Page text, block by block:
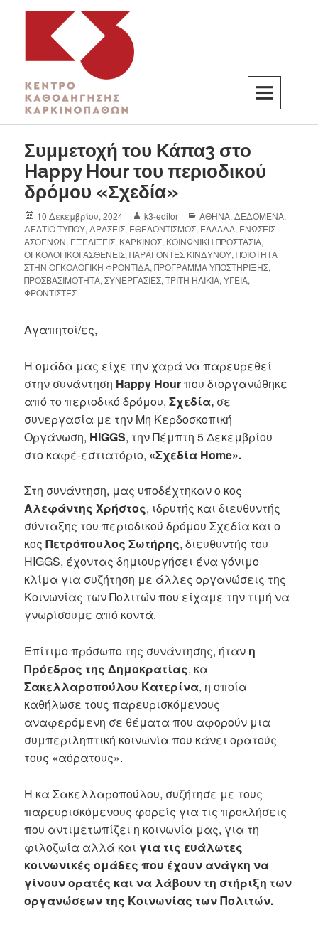
K3
ΚΕΝΤΡΟ ΚΑΘΟΔΗΓΗΣΗΣ ΚΑΡΚΙΝΟΠΑΘΩΝ
Συμμετοχή του Κάπα3 στο
Happy Hour του περιοδικού
δρόμου «Σχεδία»
10 Δεκεμβρίου, 2024 k3-editor ΑΘΗΝΑ,ΔΕΔΟΜΕΝΑ,
ΔΕΛΤΙΟ ΤΥΠΟΥ,ΔΡΑΣΕΙΣ, ΕΘΕΛΟΝΤΙΣΜΟΣ, ΕΛΛΑΔΑ, ΕΝΩΣΕΙΣ
ΑΣΘΕΝΩΝ, ΕΞΕΛΙΞΕΙΣ, ΚΑΡΚΙΝΟΣ, ΚΟΙΝΩΝΙΚΗ ΠΡΟΣΤΑΣΙΑ,
ΟΓΚΟΛΟΓΙΚΟΙ ΑΣΘΕΝΕΙΣ,ΠΑΡΑΓΟΝΤΕΣ ΚΙΝΔΥΝΟΥ,ΠΟΙΟΤΗΤΑ
ΣΤΗΝ ΟΓΚΟΛΟΓΙΚΗ ΦΡΟΝΤΙΔΑ,ΠΡΟΓΡΑΜΜΑ ΥΠΟΣΤΗΡΙΞΗΣ,
ΠΡΟΣΒΑΣΙΜΟΤΗΤΑ,ΣΥΝΕΡΓΑΣΙΕΣ,ΤΡΙΤΗ ΗΛΙΚΙΑ,ΥΓΕΙΑ,
ΦΡΟΝΤΙΣΤΕΣ
Αγαπητοί/ες,
Η ομάδα μας είχε την χαρά να παρευρεθεί
στην συνάντηση Happy Hourπου διοργανώθηκε
από το περιοδικό δρόμου,Σχεδία, σε
συνεργασία με την Μη Κερδοσκοπική
Οργάνωση, HIGGS, την Πέμπτη 5 Δεκεμβρίου
στο καφέ-εστιατόριο, «Σχεδία Home».
Στη συνάντηση, μας υποδέχτηκαν ο κος
Αλεφάντης Χρήστος, ιδρυτής και διευθυντής
σύνταξης του περιοδικού δρόμου Σχεδία και ο
κοςΠετρόπουλος Σωτήρης, διευθυντής του
HIGGS, έχοντας δημιουργήσει ένα γόνιμο
κλίμα για συζήτηση με άλλες οργανώσεις της
Κοινωνίας των Πολιτών που είχαμε την τιμή να
γνωρίσουμε από κοντά.
Επίτιμο πρόσωπο της συνάντησης, ήταν η
Πρόεδρος της Δημοκρατίας, κα
Σακελλαροπούλου Κατερίνα, η οποία
καθήλωσε τους παρευρισκόμενους
αναφερόμενη σε θέματα που αφορούν μια
συμπεριληπτική κοινωνία που κάνει ορατούς
τους «αόρατους».
Η κα Σακελλαροπούλου, συζήτησε με τους
παρευρισκόμενους φορείς για τις προκλήσεις
που αντιμετωπίζει η κοινωνία μας, για τη
φιλοζωία αλλά και για τις ευάλωτες
κοινωνικές ομάδες που έχουν ανάγκη να
γίνουν ορατές και να λάβουν τη στήριξη των
οργανώσεων της Κοινωνίας των Πολιτών.